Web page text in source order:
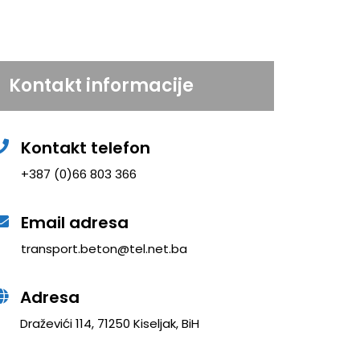
Kontakt informacije
Kontakt telefon
+387 (0)66 803 366
Email adresa
transport.beton@tel.net.ba
Adresa
Draževići 114, 71250 Kiseljak, BiH